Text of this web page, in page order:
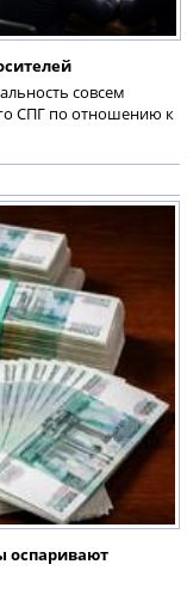
совсем
СПГ по отношению к
оспаривают